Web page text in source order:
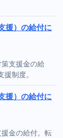
援）の給付に
支援金の給
制度。
援）の給付に
金の給付。転